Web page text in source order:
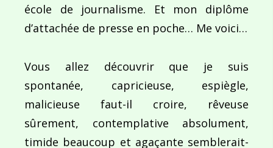
école de journalisme. Et mon diplôme
d’attachée de presse en poche… Me voici…
Vous allez découvrir que je suis
spontanée, capricieuse, espiègle,
malicieuse faut-il croire, rêveuse
sûrement, contemplative absolument,
timide beaucoup et agaçante semblerait-